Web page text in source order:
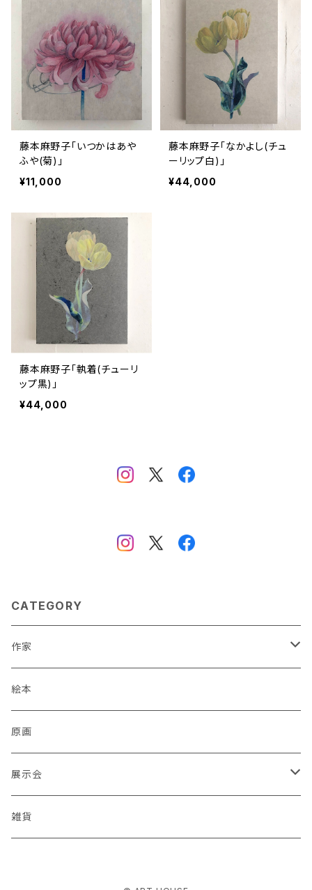
藤本麻野子「いつかはあや
ふや(菊)」
¥11,000
藤本麻野子「なかよし(チュ
ーリップ白)」
¥44,000
藤本麻野子「執着(チューリ
ップ黒)」
¥44,000
CATEGORY
作家
蒼川わか
あきやまりか
ashika
足立真人
絵本
原画
展示会
Mori / Kosamu.An 「トトニョロ 初展」
雑貨